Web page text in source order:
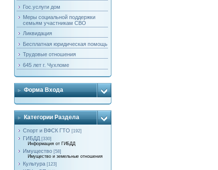
Гос.услуги дом
Меры социальной поддержки
семьям участникам СВО
Ликвидация
Бесплатная юридическая помощь
Трудовые отношения
645 лет г. Чухломе
Форма Входа
Категории Раздела
Спорт и ВФСК ГТО [192]
ГИБДД [330]
Информация от ГИБДД
Имущество [58]
Имущество и земельные отношения
Культура [123]